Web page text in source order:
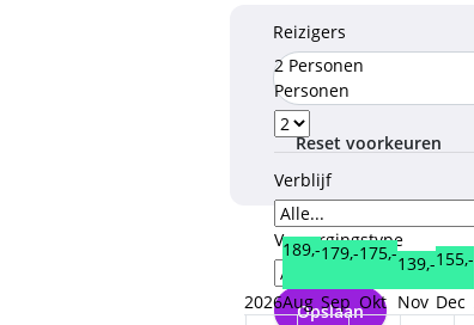
Reizigers
2 Personen
Personen
Verblijf
Verzorgingstype
Opslaan
Reset voorkeuren
2026
189,-
Aug
179,-
Sep
175,-
Okt
139,-
Nov
155,-
Dec